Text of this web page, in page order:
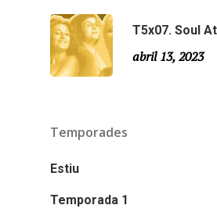
T5x07. Soul
abril 13, 2023
Temporades
Estiu
Temporada 1